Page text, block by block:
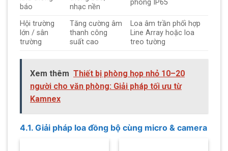
báo
nhạc nền
phóng IP65
Hội trường
lớn / sân
trường
Tăng cường âm
thanh công
suất cao
Loa âm trần phối hợp
Line Array hoặc loa
treo tường
Xem thêm Thiết bị phòng họp nhỏ 10–20
người cho văn phòng: Giải pháp tối ưu từ
Kamnex
4.1. Giải pháp loa đồng bộ cùng micro & camera